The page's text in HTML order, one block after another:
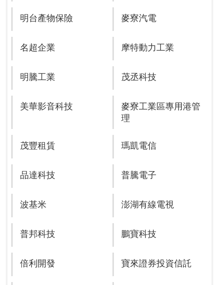
明台產物保險 麥寮汽電
名超企業 摩特動力工業
明騰工業 茂丞科技
美華影音科技
麥寮工業區專用港管
理
茂豐租賃 瑪凱電信
品達科技 普騰電子
波基米 澎湖有線電視
普邦科技 鵬寶科技
倍利開發 寶來證券投資信託